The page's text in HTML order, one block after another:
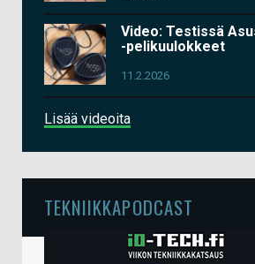
Video: Testissä
-pelikuulokkeet
11.2.2026
Lisää videoita
TEKNIIKKAPODCAST